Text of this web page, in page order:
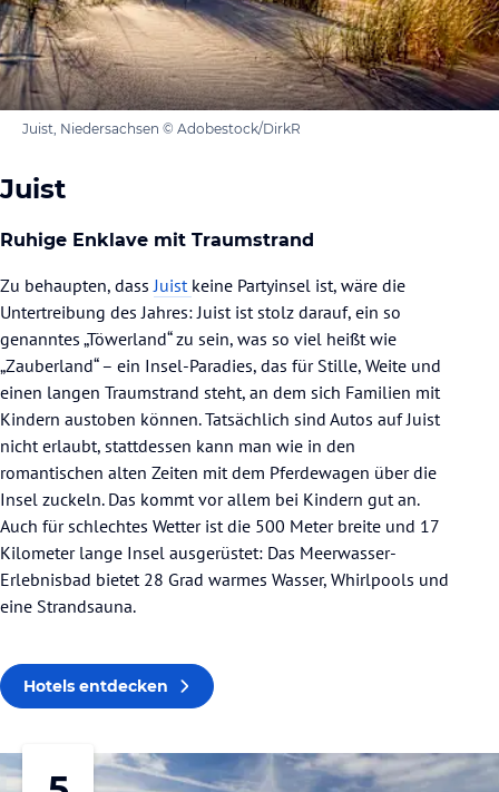
Juist, Niedersachsen © Adobestock/DirkR
Juist
Ruhige Enklave mit Traumstrand
Zu behaupten, dassJuist keine Partyinsel ist, wäre die
Untertreibung des Jahres: Juist ist stolz darauf, ein so
genanntes „Töwerland“ zu sein, was so viel heißt wie
„Zauberland“ – ein Insel-Paradies, das für Stille, Weite und
einen langen Traumstrand steht, an dem sich Familien mit
Kindern austoben können. Tatsächlich sind Autos auf Juist
nicht erlaubt, stattdessen kann man wie in den
romantischen alten Zeiten mit dem Pferdewagen über die
Insel zuckeln. Das kommt vor allem bei Kindern gut an.
Auch für schlechtes Wetter ist die 500 Meter breite und 17
Kilometer lange Insel ausgerüstet: Das Meerwasser-
Erlebnisbad bietet 28 Grad warmes Wasser, Whirlpools und
eine Strandsauna.
Hotels entdecken